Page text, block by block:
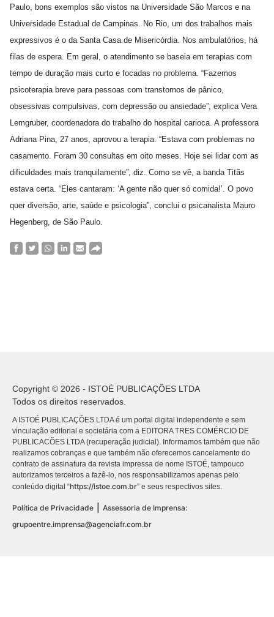
Paulo, bons exemplos são vistos na Universidade São Marcos e na
Universidade Estadual de Campinas. No Rio, um dos trabalhos mais
expressivos é o da Santa Casa de Misericórdia. Nos ambulatórios, há
filas de espera. Em geral, o atendimento se baseia em terapias com
tempo de duração mais curto e focadas no problema. “Fazemos
psicoterapia breve para pessoas com transtornos de pânico,
obsessivas compulsivas, com depressão ou ansiedade”, explica Vera
Lemgruber, coordenadora do trabalho do hospital carioca. A professora
Adriana Pina, 27 anos, aprovou a terapia. “Estava com problemas no
casamento. Foram 30 consultas em oito meses. Hoje sei lidar com as
dificuldades mais tranquilamente”, diz. Como se vê, a banda Titãs
estava certa. “Eles cantaram: ‘A gente não quer só comida!’. O povo
quer diversão, arte, saúde e psicologia”, conclui o psicanalista Mauro
Hegenberg, de São Paulo.
Copyright © 2026 - ISTOÉ PUBLICAÇÕES LTDA
Todos os direitos reservados.
A ISTOÉ PUBLICAÇÕES LTDA é um portal digital independente e sem
vinculação editorial e societária com a EDITORA TRES COMÉRCIO DE
PUBLICACÕES LTDA (recuperação judicial). Informamos também que não
realizamos cobranças e que também não oferecemos cancelamento do
contrato de assinatura da revista impressa de nome ISTOÉ, tampouco
autorizamos terceiros a fazê-lo, nos responsabilizamos apenas pelo
conteúdo digital “https://istoe.com.br” e seus respectivos sites.
Política de Privacidade
Assessoria de Imprensa:
grupoentre.imprensa@agenciafr.com.br